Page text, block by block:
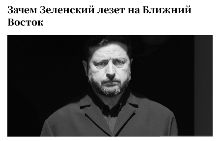
Зачем Зеленский лезет на Ближний
Восток